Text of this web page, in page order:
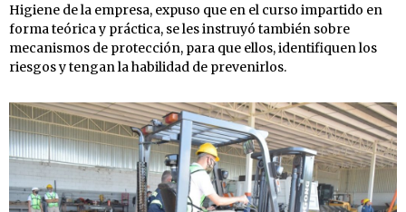
Higiene de la empresa, expuso que en el curso impartido en
forma teórica y práctica, se les instruyó también sobre
mecanismos de protección, para que ellos, identifiquen los
riesgos y tengan la habilidad de prevenirlos.